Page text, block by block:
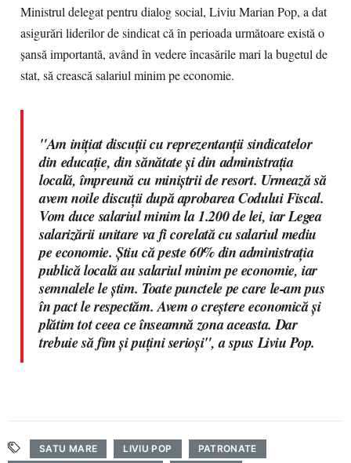
Ministrul delegat pentru dialog social, Liviu Marian Pop, a dat
asigurări liderilor de sindicat că în perioada următoare există o
şansă importantă, având în vedere încasările mari la bugetul de
stat, să crească salariul minim pe economie.
"Am iniţiat discuţii cu reprezentanţii sindicatelor
din educaţie, din sănătate şi din administraţia
locală, împreună cu miniştrii de resort. Urmează să
avem noile discuţii după aprobarea Codului Fiscal.
Vom duce salariul minim la 1.200 de lei, iar Legea
salarizării unitare va fi corelată cu salariul mediu
pe economie. Ştiu că peste 60% din administraţia
publică locală au salariul minim pe economie, iar
semnalele le ştim. Toate punctele pe care le-am pus
în pact le respectăm. Avem o creştere economică şi
plătim tot ceea ce înseamnă zona aceasta. Dar
trebuie să fim şi puţini serioşi", a spus Liviu Pop.
SATU MARE LIVIU POP
PATRONATE